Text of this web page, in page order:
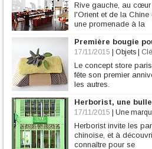
Rive gauche, au
l'Orient et de la
une promenade à la
Première bougie
17/11/2015 Objets
Le concept store
fête son premier
les autres.
Herborist, une
17/11/2015 Une
Herborist invite les
chinoise, et à
connaître pour se